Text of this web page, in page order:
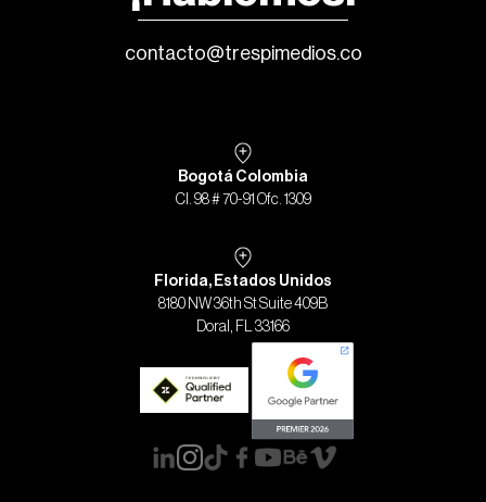
contacto@trespimedios.co
Bogotá Colombia
Cl. 98 # 70-91 Ofc. 1309
Florida, Estados Unidos
8180 NW 36th St Suite 409B
Doral, FL 33166